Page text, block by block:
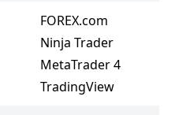
FOREX.com
Ninja Trader
MetaTrader 4
TradingView